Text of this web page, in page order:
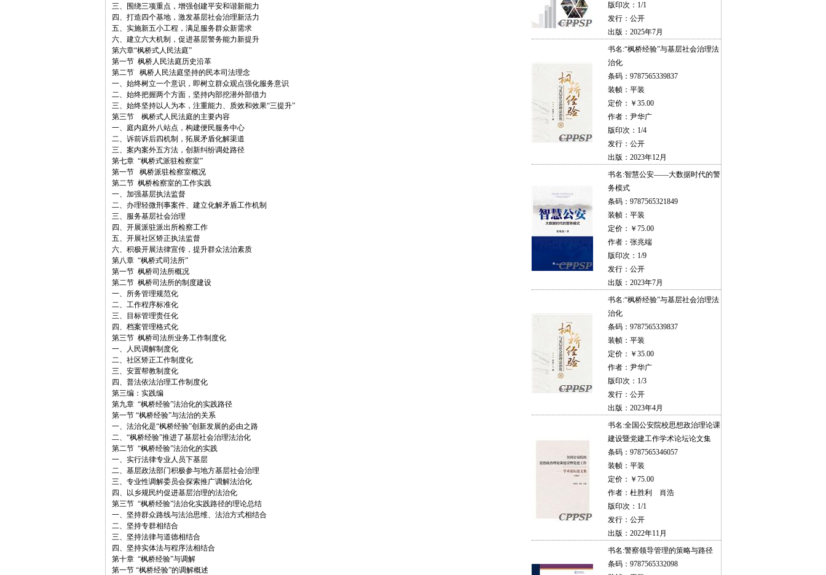
三、围绕三项重点，增强创建平安和谐新能力
四、打造四个基地，激发基层社会治理新活力
五、实施新五小工程，满足服务群众新需求
六、建立六大机制，促进基层警务能力新提升
第六章“枫桥式人民法庭”
第一节 枫桥人民法庭历史沿革
第二节 枫桥人民法庭坚持的民本司法理念
一、始终树立一个意识，即树立群众观点强化服务意识
二、始终把握两个方面，坚持内部挖潜外部借力
三、始终坚持以人为本，注重能力、质效和效果“三提升”
第三节 枫桥式人民法庭的主要内容
一、庭内庭外八站点，构建便民服务中心
二、诉前诉后四机制，拓展矛盾化解渠道
三、案内案外五方法，创新纠纷调处路径
第七章 “枫桥式派驻检察室”
第一节 枫桥派驻检察室概况
第二节 枫桥检察室的工作实践
一、加强基层执法监督
二、办理轻微刑事案件、建立化解矛盾工作机制
三、服务基层社会治理
四、开展派驻派出所检察工作
五、开展社区矫正执法监督
六、积极开展法律宣传，提升群众法治素质
第八章 “枫桥式司法所”
第一节 枫桥司法所概况
第二节 枫桥司法所的制度建设
一、所务管理规范化
二、工作程序标准化
三、目标管理责任化
四、档案管理格式化
第三节 枫桥司法所业务工作制度化
一、人民调解制度化
二、社区矫正工作制度化
三、安置帮教制度化
四、普法依法治理工作制度化
第三编：实践编
第九章 “枫桥经验”法治化的实践路径
第一节 “枫桥经验”与法治的关系
一、法治化是“枫桥经验”创新发展的必由之路
二、“枫桥经验”推进了基层社会治理法治化
第二节 “枫桥经验”法治化的实践
一、实行法律专业人员下基层
二、基层政法部门积极参与地方基层社会治理
三、专业性调解委员会探索推广调解法治化
四、以乡规民约促进基层治理的法治化
第三节 “枫桥经验”法治化实践路径的理论总结
一、坚持群众路线与法治思维、法治方式相结合
二、坚持专群相结合
三、坚持法律与道德相结合
四、坚持实体法与程序法相结合
第十章 “枫桥经验”与调解
第一节 “枫桥经验”的调解概述
版印次：1/1
发行：公开
出版：2025年7月
书名:“枫桥经验”与基层社会治理法
治化
条码：9787565339837
装帧：平装
定价：￥35.00
作者：尹华广
版印次：1/4
发行：公开
出版：2023年12月
书名:智慧公安——大数据时代的警
务模式
条码：9787565321849
装帧：平装
定价：￥75.00
作者：张兆端
版印次：1/9
发行：公开
出版：2023年7月
书名:“枫桥经验”与基层社会治理法
治化
条码：9787565339837
装帧：平装
定价：￥35.00
作者：尹华广
版印次：1/3
发行：公开
出版：2023年4月
书名:全国公安院校思想政治理论课
建设暨党建工作学术论坛论文集
条码：9787565346057
装帧：平装
定价：￥75.00
作者：杜胜利 肖浩
版印次：1/1
发行：公开
出版：2022年11月
书名:警察领导管理的策略与路径
条码：9787565332098